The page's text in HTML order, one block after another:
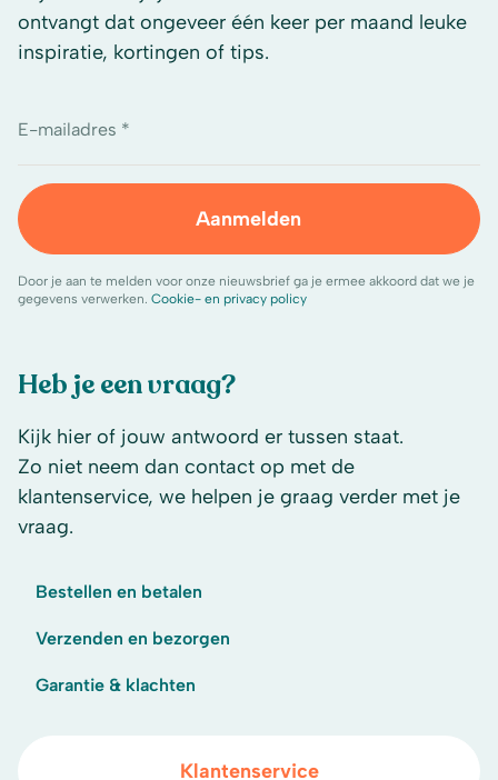
Heb je een vraag?
Kijk hier of jouw antwoord er tussen staat.
Zo niet neem dan contact op met de
klantenservice, we helpen je graag verder met je
vraag.
Bestellen en betalen
Verzenden en bezorgen
Garantie & klachten
Klantenservice
ontvangt dat ongeveer één keer per maand leuke
inspiratie, kortingen of tips.
E-mailadres *
Aanmelden
Door je aan te melden voor onze nieuwsbrief ga je ermee akkoord dat we je
gegevens verwerken. Cookie- en privacy policy